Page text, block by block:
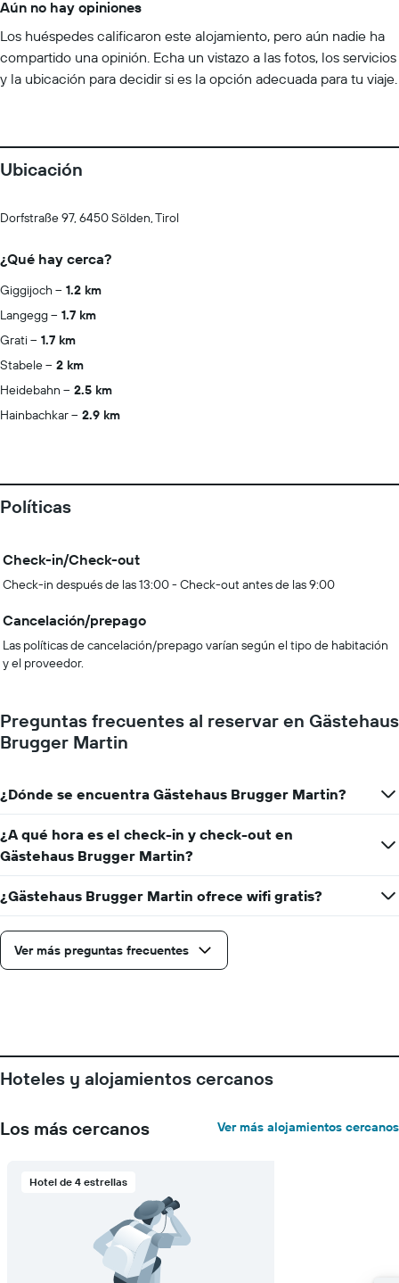
Aún no hay opiniones
Los huéspedes calificaron este alojamiento, pero aún nadie ha
compartido una opinión. Echa un vistazo a las fotos, los servicios
y la ubicación para decidir si es la opción adecuada para tu viaje.
Ubicación
Dorfstraße 97, 6450 Sölden, Tirol
¿Qué hay cerca?
Giggijoch
1.2 km
Langegg
1.7 km
Grati
1.7 km
Stabele
2 km
Heidebahn
2.5 km
Hainbachkar
2.9 km
Políticas
Check-in/Check-out
Check-in después de las 13:00 - Check-out antes de las 9:00
Cancelación/prepago
Las políticas de cancelación/prepago varían según el tipo de habitación
y el proveedor.
Preguntas frecuentes al reservar en Gästehaus
Brugger Martin
¿Dónde se encuentra Gästehaus Brugger Martin?
¿A qué hora es el check-in y check-out en
Gästehaus Brugger Martin?
¿Gästehaus Brugger Martin ofrece wifi gratis?
Ver más preguntas frecuentes
Hoteles y alojamientos cercanos
Los más cercanos Ver más alojamientos cercanos
Hotel de 4 estrellas